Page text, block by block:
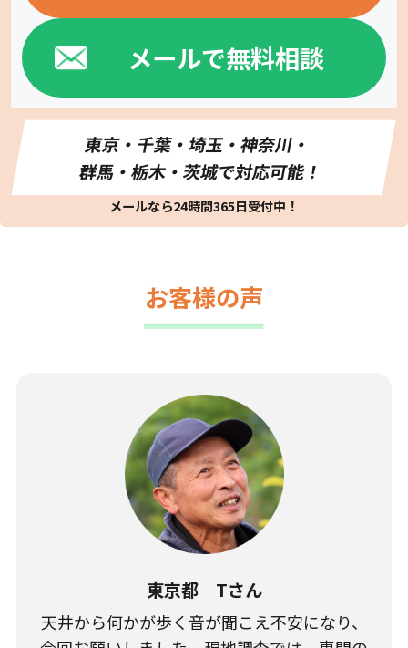
メールで無料相談
東京・千葉・埼玉・神奈川・
群馬・栃木・茨城で対応可能！
メールなら24時間365日受付中！
お客様の声
東京都 Tさん
天井から何かが歩く音が聞こえ不安になり、